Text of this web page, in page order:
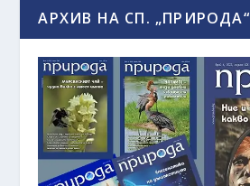
АРХИВ НА СП. „ПРИРОДА“